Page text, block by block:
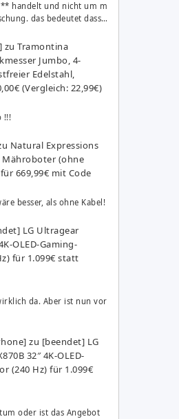
handelt und nicht um m
das bedeutet dass…
zuTramontina
Jumbo, 4-
Edelstahl,
(Vergleich: 22,99€)
!!!
Natural Expressions
Mähroboter (ohne
669,99€ mit Code
besser, als ohne Kabel!
LG Ultragear
OLED-Gaming-
für 1.099€ statt
da. Aber ist nun vor
zu [beendet] LG
32″ 4K-OLED-
(240 Hz) für 1.099€
oder ist das Angebot